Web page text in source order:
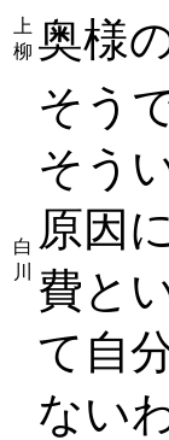
上
柳 奥様
白
川
そう
そう
原因
費と
て自
ない